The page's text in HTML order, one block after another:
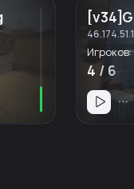
Игроков:
4 / 6